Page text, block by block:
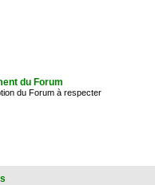
du Forum
du Forum à respecter